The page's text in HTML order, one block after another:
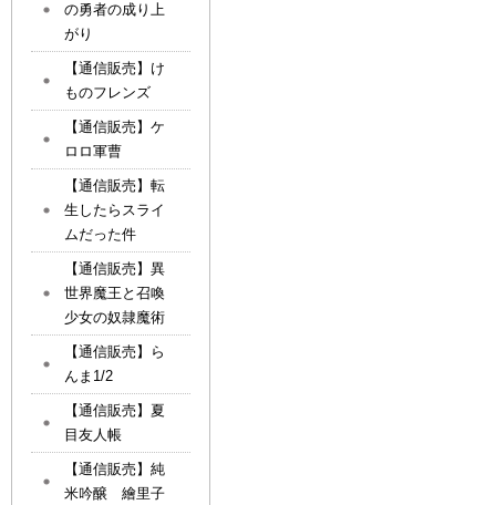
の勇者の成り上
がり
【通信販売】け
ものフレンズ
【通信販売】ケ
ロロ軍曹
【通信販売】転
生したらスライ
ムだった件
【通信販売】異
世界魔王と召喚
少女の奴隷魔術
【通信販売】ら
んま1/2
【通信販売】夏
目友人帳
【通信販売】純
米吟醸 繪里子